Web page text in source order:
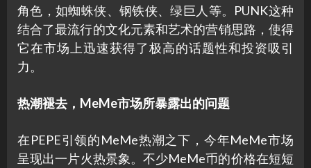
角色，如蜘蛛侠、钢铁侠、绿巨人等。PUNK这种
结合了最流行的文化元素和艺术的营销思路，使得
它在市场上迅速获得了极高的话题性和投资吸引
力。
热潮褪去，MeMe市场所暴露出的问题
在PEPE引领的MeMe热潮之下，今年MeMe市场
呈现出一片火热景象。不少MeMe币的价格在短短